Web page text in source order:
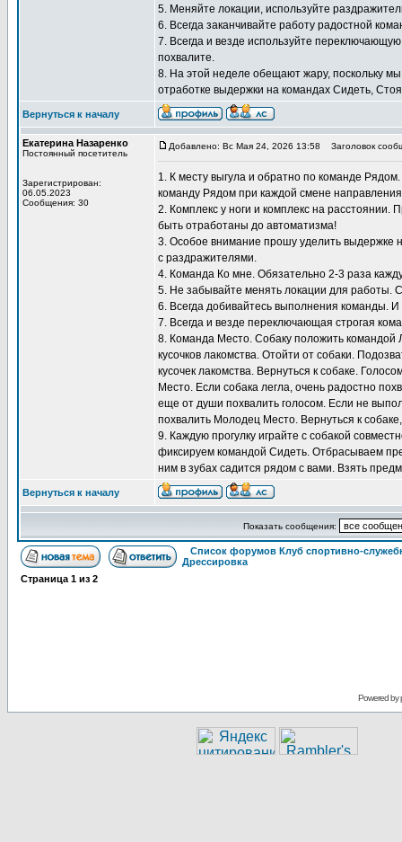
5. Меняйте локации, используйте
6. Всегда заканчивайте работу радостной
7. Всегда и везде используйте
похвалите.
8. На этой неделе обещают жару, поскольку
отработке выдержки на командах Сидеть,
Вернуться к началу
Екатерина Назаренко
Постоянный посетитель
Зарегистрирован:
06.05.2023
Сообщения: 30
Добавлено: Вс Мая 24, 2026 13:58 Заголовок
1. К месту выгула и обратно по команде
команду Рядом при каждой смене
2. Комплекс у ноги и комплекс на
быть отработаны до автоматизма!
3. Особое внимание прошу уделить выдержке
с раздражителями.
4. Команда Ко мне. Обязательно 2-3 раза
5. Не забывайте менять локации для работы.
6. Всегда добивайтесь выполнения команды.
7. Всегда и везде переключающая строгая
8. Команда Место. Собаку положить
кусочков лакомства. Отойти от собаки.
кусочек лакомства. Вернуться к собаке.
Место. Если собака легла, очень радостно
еще от души похвалить голосом. Если не
похвалить Молодец Место. Вернуться к
9. Каждую прогулку играйте с собакой
фиксируем командой Сидеть. Отбрасываем
ним в зубах садится рядом с вами. Взять
Вернуться к началу
Показать сообщения:
Список форумов Клуб спортивно-
Дрессировка
Страница 1 из 2
Powered by